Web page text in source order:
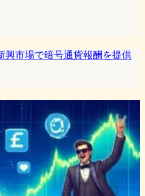
市場で暗号通貨報酬を提供